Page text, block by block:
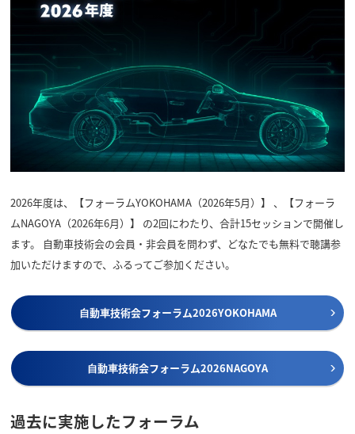
2026年度は、【フォーラムYOKOHAMA（2026年5月）】 、【フォーラ
ムNAGOYA（2026年6月）】 の2回にわたり、合計15セッションで開催し
ます。 自動車技術会の会員・非会員を問わず、どなたでも無料で聴講参
加いただけますので、ふるってご参加ください。
⾃動⾞技術会フォーラム2026YOKOHAMA
⾃動⾞技術会フォーラム2026NAGOYA
過去に実施したフォーラム